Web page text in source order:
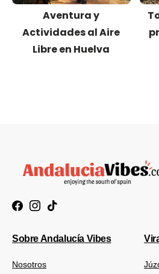
Aventura y
Actividades al Aire
Libre en Huelva
Sobre Andalucía Vibes
Nosotros